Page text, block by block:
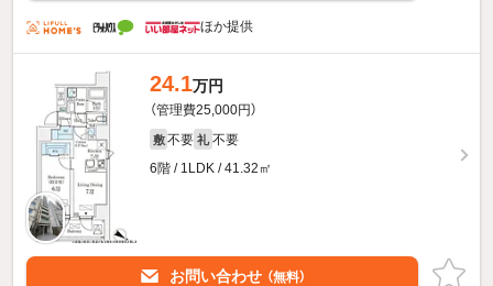
ほか提供
24.1万円
（管理費25,000円）
敷 不要 礼 不要
6階 / 1LDK / 41.32㎡
お問い合わせ （無料）